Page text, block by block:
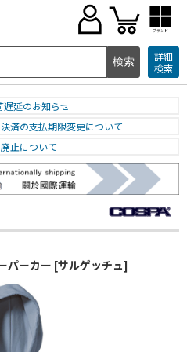
ブランド
詳細
検索
延のお知らせ
済の支払期限変更について
止について
パーカー [サルゲッチュ]